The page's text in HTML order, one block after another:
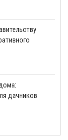
дачников